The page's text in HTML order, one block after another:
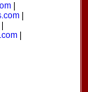
|
|
|